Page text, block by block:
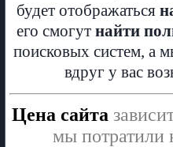
будет отображаться
его смогут найти
поисковых систем, а
вдруг у вас
Цена сайта
мы потратили